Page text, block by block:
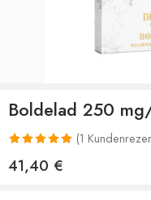
Boldelad 250
Bewertet mit
5.00
1
(1
41,40 €